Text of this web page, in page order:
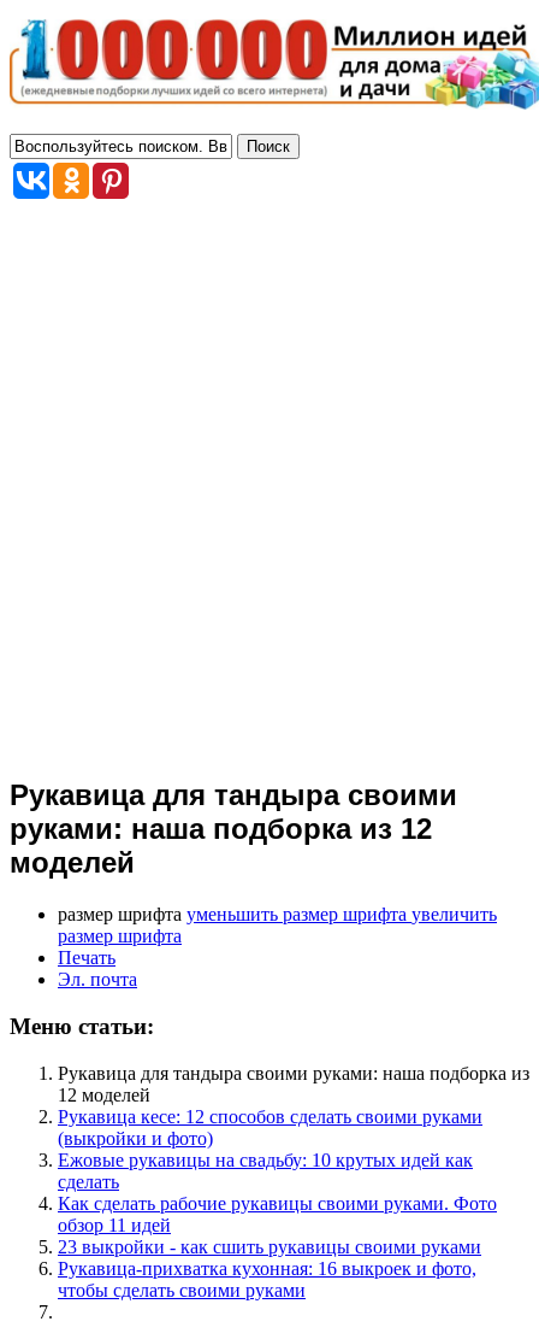
Рукавица для тандыра своими
руками: наша подборка из 12
моделей
размер шрифта уменьшить размер шрифта увеличить
размер шрифта
Печать
Эл. почта
Меню статьи:
Рукавица для тандыра своими руками: наша подборка из
12 моделей
Рукавица кесе: 12 способов сделать своими руками
(выкройки и фото)
Ежовые рукавицы на свадьбу: 10 крутых идей как
сделать
Как сделать рабочие рукавицы своими руками. Фото
обзор 11 идей
23 выкройки - как сшить рукавицы своими руками
Рукавица-прихватка кухонная: 16 выкроек и фото,
чтобы сделать своими руками